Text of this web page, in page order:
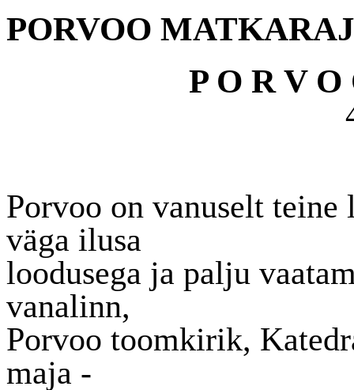
PORVOO
P O R V O
Porvoo on vanuselt
väga ilusa
loodusega ja palju
vanalinn,
Porvoo toomkirik,
maja -